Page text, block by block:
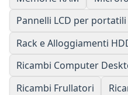
Pannelli LCD per portatili
Rack e Alloggiamenti
Ricambi Computer
Ricambi Frullatori